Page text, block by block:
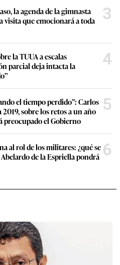
la agenda de la gimnasta
visita que emocionará a toda
3
la TUUA a escalas
parcial deja intacta la
4
el tiempo perdido”: Carlos
sobre los retos a un año
preocupado el Gobierno
5
al rol de los militares: ¿qué se
de la Espriella pondrá 6